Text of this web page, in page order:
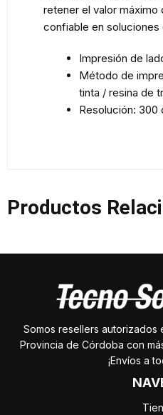
retener el valor máximo
confiable en soluciones
Impresión de
Método de
tinta / resina de
Resolución: 300
Productos
Somos resellers autorizados
Provincia de Córdoba con
¡Envíos a